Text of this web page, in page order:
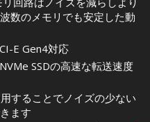
数のメモリでも安定した動
E Gen4対応
SSDの高速な転送速度
することでノイズの少ない
ます